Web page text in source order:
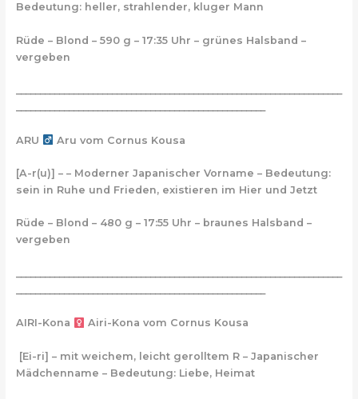
Bedeutung: heller, strahlender, kluger Mann
Rüde – Blond – 590 g – 17:35 Uhr – grünes Halsband –
vergeben
ARU Aru vom Cornus Kousa
[A-r(u)] – – Moderner Japanischer Vorname – Bedeutung:
sein in Ruhe und Frieden, existieren im Hier und Jetzt
Rüde – Blond – 480 g – 17:55 Uhr – braunes Halsband –
vergeben
AIRI-Kona Airi-Kona vom Cornus Kousa
[Ei-ri] – mit weichem, leicht gerolltem R – Japanischer
Mädchenname – Bedeutung: Liebe, Heimat